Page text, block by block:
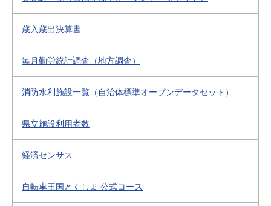
歳入歳出決算書
毎月勤労統計調査（地方調査）
消防水利施設一覧（自治体標準オープンデータセット）
県立施設利用者数
経済センサス
自転車王国とくしま 公式コース